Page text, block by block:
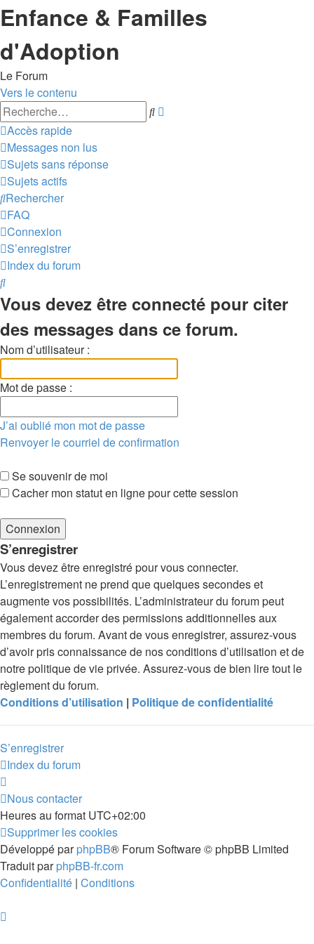
Enfance & Familles
d'Adoption
Le Forum
Vers le contenu
Rechercher
Accès rapide
Messages non lus
Sujets sans réponse
Sujets actifs
Rechercher
FAQ
Connexion
S’enregistrer
Index du forum
Rechercher
Vous devez être connecté pour citer
des messages dans ce forum.
Nom d’utilisateur :
Mot de passe :
J’ai oublié mon mot de passe
Renvoyer le courriel de confirmation
Se souvenir de moi
Cacher mon statut en ligne pour cette session
S’enregistrer
Vous devez être enregistré pour vous connecter.
L’enregistrement ne prend que quelques secondes et
augmente vos possibilités. L’administrateur du forum peut
également accorder des permissions additionnelles aux
membres du forum. Avant de vous enregistrer, assurez-vous
d’avoir pris connaissance de nos conditions d’utilisation et de
notre politique de vie privée. Assurez-vous de bien lire tout le
règlement du forum.
Conditions d’utilisation | Politique de confidentialité
S’enregistrer
Index du forum
Nous contacter
Heures au format UTC+02:00
Supprimer les cookies
Développé parphpBB® Forum Software © phpBB Limited
Traduit parphpBB-fr.com
Confidentialité | Conditions